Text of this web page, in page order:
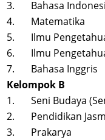
3.
Bahasa
4.
Matematika
5.
Ilmu
6.
Ilmu
7.
Bahasa Inggris
Kelompok B
1.
Seni Budaya
2.
Pendidikan
3.
Prakarya